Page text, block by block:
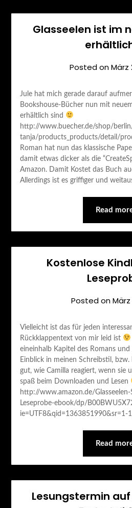
Glasseelen ist im
Posted onMärz
Jule hat mich gerade darauf
Bookshouse-Bücher nun mit
erhältlich sind
http://www.buecher.de/shop/
tanja/products_products/detail/
Roman hat nun das klassische
damit etwas dicker als die
Amazon. Damit Kostet das Buch
Allerdings ist es griffiger und
Read
Kostenlose
Posted onMärz
Vielleicht ist das für jeden
Rückklappentext von mir leid ist
eineinhalb Kapitel des Romans
Einblick in meinen Schreibstil,
gut, wie Camilla reagiert, wenn sie
spaß beim Downloaden und Lesen
http://www.amazon.de/
Leseprobe-ebook/dp/
ie=UTF8&qid=1363851990&sr=1-1
Read
Lesungstermin